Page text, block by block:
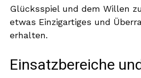
Glücksspiel und dem Willen
etwas Einzigartiges und
erhalten.
Einsatzbereiche